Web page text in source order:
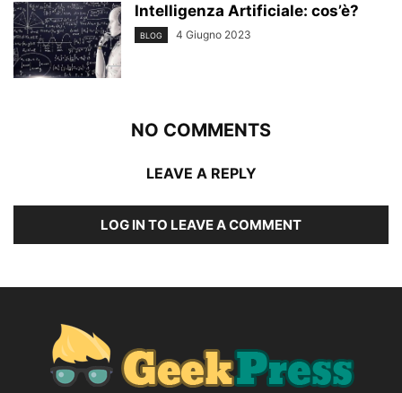
Intelligenza Artificiale: cos’è?
BLOG 4 Giugno 2023
NO COMMENTS
LEAVE A REPLY
LOG IN TO LEAVE A COMMENT